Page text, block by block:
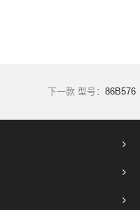
下一款 型号： 86B576